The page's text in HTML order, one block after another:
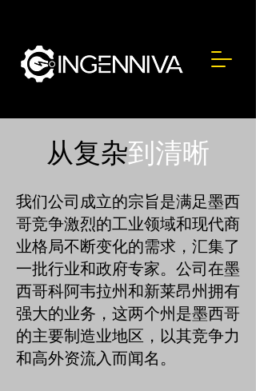
从复杂到清晰
我们公司成立的宗旨是满足墨西
哥竞争激烈的工业领域和现代商
业格局不断变化的需求，汇集了
一批行业和政府专家。公司在墨
西哥科阿韦拉州和新莱昂州拥有
强大的业务，这两个州是墨西哥
的主要制造业地区，以其竞争力
和高外资流入而闻名。